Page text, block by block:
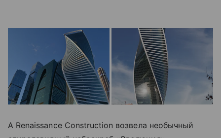
А Renaissance Construction возвела необычный